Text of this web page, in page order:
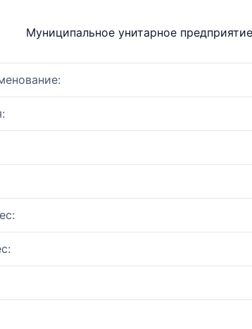
Муниципальное унитарное